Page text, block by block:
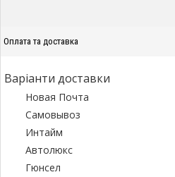
Оплата та доставка
Варіанти доставки
Новая Почта
Самовывоз
Интайм
Автолюкс
Гюнсел